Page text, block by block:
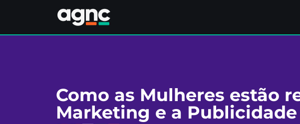
Como as Mulheres estão
Marketing e a Publicidade